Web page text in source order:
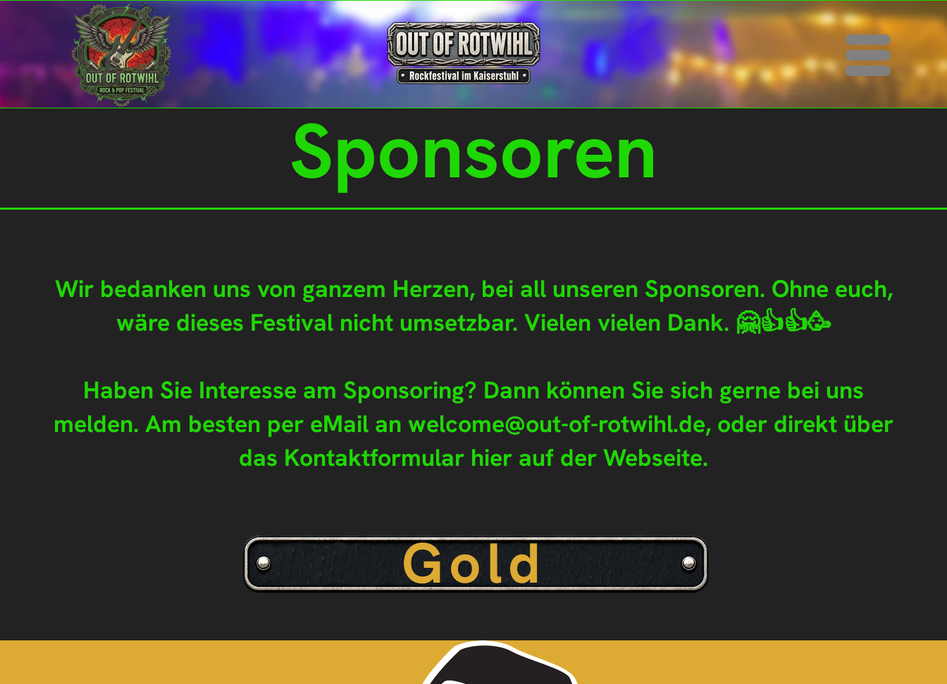
Menü
Sponsoren
Wir bedanken uns von ganzem Herzen, bei all unseren Sponsoren. Ohne euch,
wäre dieses Festival nicht umsetzbar. Vielen vielen Dank. 🤗👍👍🥳
Haben Sie Interesse am Sponsoring? Dann können Sie sich gerne bei uns
melden. Am besten per eMail an welcome@out-of-rotwihl.de, oder direkt über
das Kontaktformular hier auf der Webseite.
Gold